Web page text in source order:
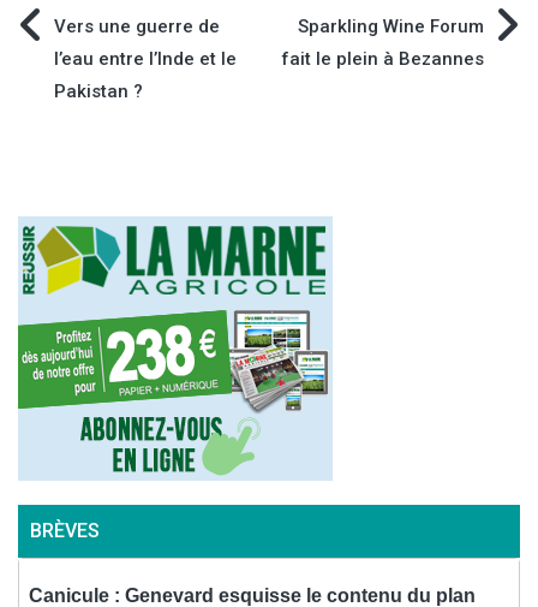
Navigation
de
Vers une guerre de
l’eau entre l’Inde et le
Pakistan ?
Sparkling Wine Forum
fait le plein à Bezannes
BRÈVES
Canicule : Genevard esquisse le contenu du plan